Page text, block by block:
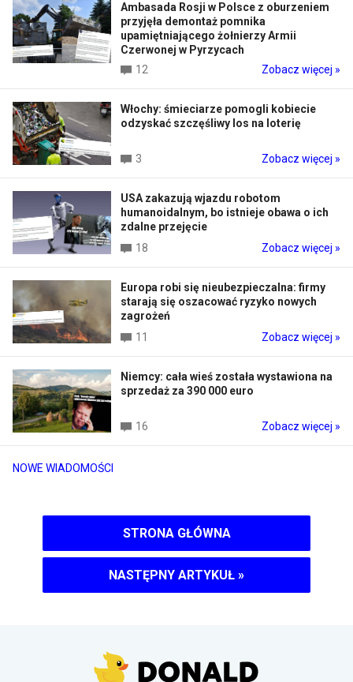
NOWE WIADOMOŚCI
Ambasada Rosji w Polsce z oburzeniem
przyjęła demontaż pomnika
upamiętniającego żołnierzy Armii
Czerwonej w Pyrzycach
12
Zobacz więcej »
Włochy: śmieciarze pomogli kobiecie
odzyskać szczęśliwy los na loterię
3 Zobacz więcej »
USA zakazują wjazdu robotom
humanoidalnym, bo istnieje obawa o ich
zdalne przejęcie
18
Zobacz więcej »
Europa robi się nieubezpieczalna: firmy
starają się oszacować ryzyko nowych
zagrożeń
11
Zobacz więcej »
Niemcy: cała wieś została wystawiona na
sprzedaż za 390 000 euro
16 Zobacz więcej »
STRONA GŁÓWNA
NASTĘPNY ARTYKUŁ »